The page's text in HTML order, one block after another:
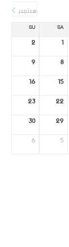
سبتمبر
SA
SU
1
2
8
9
15
16
22
23
29
30
5
6